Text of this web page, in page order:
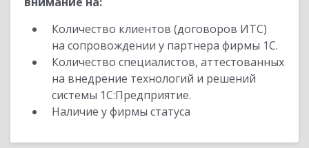
Количество клиентов (договоров ИТС)
на сопровождении у партнера фирмы 1С.
Количество специалистов, аттестованных
на внедрение технологий и решений
системы 1С:Предприятие.
Наличие у фирмы статуса